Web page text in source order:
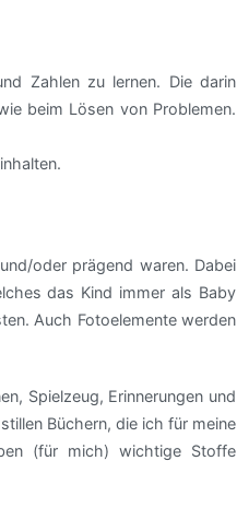
Zahlen zu lernen. Die darin
beim Lösen von Problemen.
oder prägend waren. Dabei
das Kind immer als Baby
Auch Fotoelemente werden
Spielzeug, Erinnerungen und
Büchern, die ich für meine
(für mich) wichtige Stoffe